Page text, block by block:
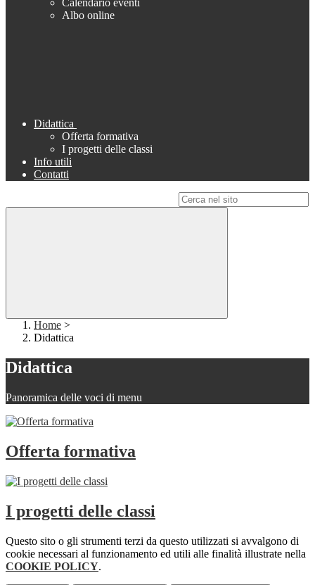
Calendario eventi
Albo online
Didattica
Offerta formativa
I progetti delle classi
Info utili
Contatti
Home >
Didattica
Didattica
Panoramica delle voci di menu
Offerta formativa
I progetti delle classi
Questo sito o gli strumenti terzi da questo utilizzati si avvalgono di
cookie necessari al funzionamento ed utili alle finalità illustrate nella
COOKIE POLICY.